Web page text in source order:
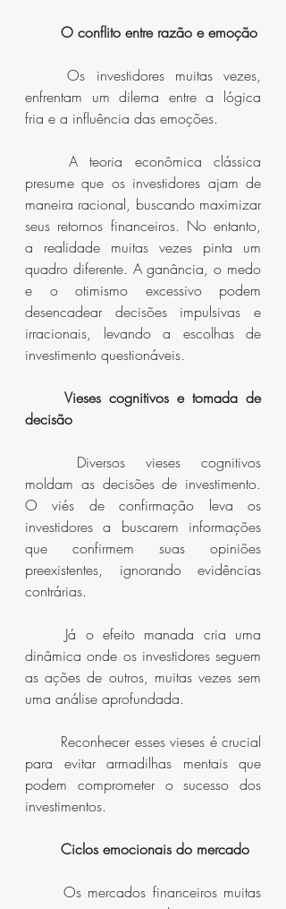
O conflito entre razão e emoção
	Os investidores muitas vezes,
enfrentam um dilema entre a lógica
fria e a influência das emoções.
presume que os investidores ajam de
maneira racional, buscando maximizar
seus retornos financeiros. No entanto,
a realidade muitas vezes pinta um
quadro diferente. A ganância, o medo
e o otimismo excessivo podem
desencadear decisões impulsivas e
irracionais, levando a escolhas de
investimento questionáveis.
Vieses cognitivos e tomada de
decisão
moldam as decisões de investimento.
O viés de confirmação leva os
investidores a buscarem informações
que confirmem suas opiniões
preexistentes, ignorando evidências
contrárias.
dinâmica onde os investidores seguem
as ações de outros, muitas vezes sem
uma análise aprofundada.
para evitar armadilhas mentais que
podem comprometer o sucesso dos
investimentos.
Ciclos emocionais do mercado